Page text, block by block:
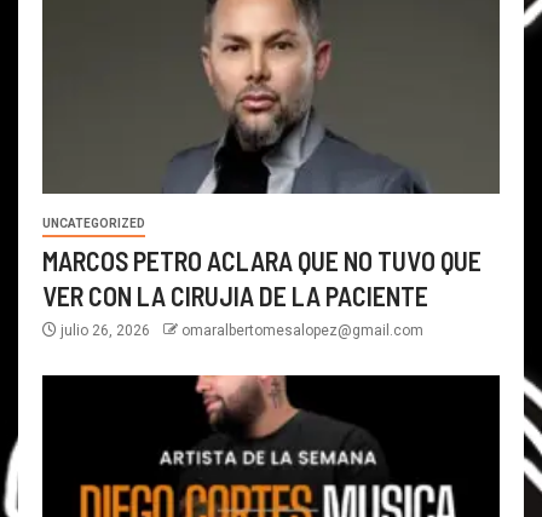
UNCATEGORIZED
MARCOS PETRO ACLARA QUE NO TUVO QUE
VER CON LA CIRUJIA DE LA PACIENTE
julio 26, 2026 omaralbertomesalopez@gmail.com